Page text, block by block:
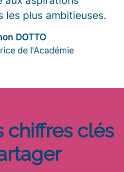
les plus ambitieuses.
DOTTO
de l'Académie
chiffres clés